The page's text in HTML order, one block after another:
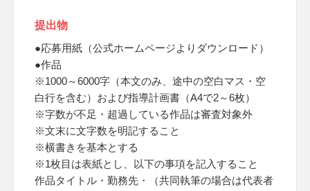
提出物
●応募用紙（公式ホームページよりダウンロード）
●作品
※1000～6000字（本文のみ、途中の空白マス・空
白行を含む）および指導計画書（A4で2～6枚）
※字数が不足・超過している作品は審査対象外
※文末に文字数を明記すること
※横書きを基本とする
※1枚目は表紙とし、以下の事項を記入すること
作品タイトル・勤務先・（共同執筆の場合は代表者